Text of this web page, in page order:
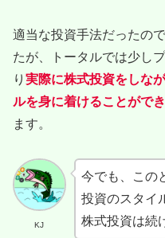
適当な投資手法だったの
たが、トータルでは少し
り 実際に株式投資をしな
ルを身に着けることがで
ます。
KJ
今でも、この
投資のスタイ
株式投資は続